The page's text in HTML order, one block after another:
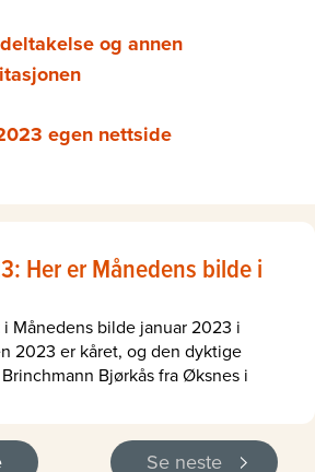
og annen
egen nettside
Her er Månedens bilde i
Månedens bilde januar 2023 i
2023 er kåret, og den dyktige
Bjørkås fra Øksnes i
Se neste